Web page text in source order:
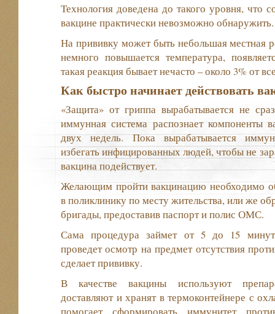
Технология доведена до такого уровня, что
вакцине практически невозможно обнаружить.
На прививку может быть небольшая местная
немного повышается температура,
такая реакция бывает нечасто – около 3% от
Как быстро начинает действовать
«Защита» от гриппа вырабатывается не
иммунная система распознает компоненты
двух недель. Пока вырабатывается
избегать инфицированных людей, чтобы не
вакцина подействует.
Желающим пройти вакцинацию необходимо
в поликлинику по месту жительства, или же
бригады, предоставив паспорт и полис ОМС.
Сама процедура займет от 5 до 15
проведет осмотр на предмет отсутствия
сделает прививку.
В качестве вакцины используют
доставляют и хранят в термоконтейнере с
помогает сформировать иммунитет